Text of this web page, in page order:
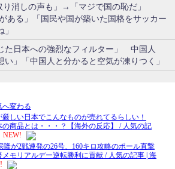
消しの声も」→「マジで国の恥だ」
ある」「国民や国が築いた国格をサッカー
た日本への強烈なフィルター」 中国人
い」「中国人と分かると空気が凍りつく」